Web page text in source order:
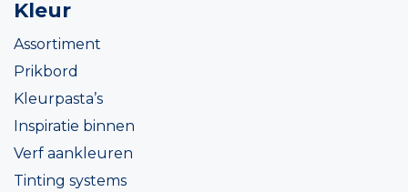
Kleur
Assortiment
Prikbord
Kleurpasta’s
Inspiratie binnen
Verf aankleuren
Tinting systems